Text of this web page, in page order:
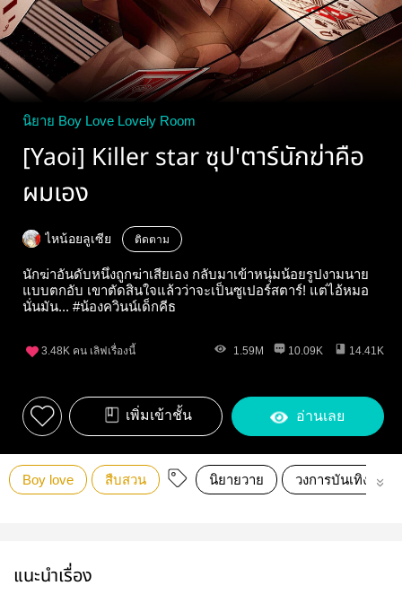
นิยาย Boy Love Lovely Room
[Yaoi] Killer star ซุป'ตาร์นักฆ่าคือ
ผมเอง
ไหน้อยลูเซีย ติดตาม
นักฆ่าอันดับหนึ่งถูกฆ่าเสียเอง กลับมาเข้าหนุ่มน้อยรูปงามนาย
แบบตกอับ เขาตัดสินใจแล้วว่าจะเป็นซูเปอร์สตาร์! แต่ไอ้หมอ
นั่นมัน... #น้องควินน์เด็กคีธ
3.48K คน เลิฟเรื่องนี้ 1.59M 10.09K 14.41K
เพิ่มเข้าชั้น อ่านเลย
Boy love สืบสวน นิยายวาย วงการบันเทิง
แนะนำเรื่อง